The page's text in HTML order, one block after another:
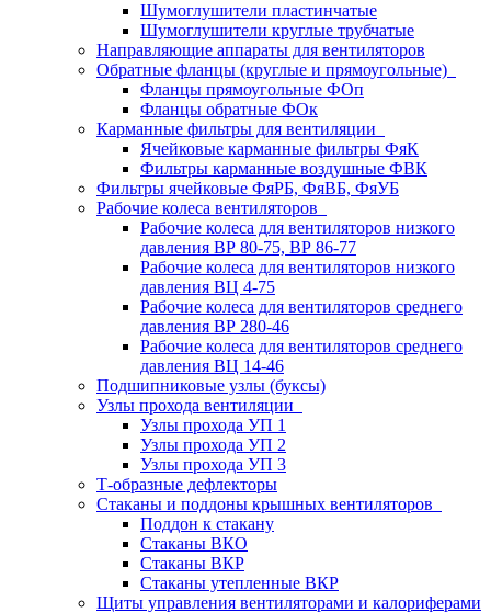
Шумоглушители пластинчатые
Шумоглушители круглые трубчатые
Направляющие аппараты для вентиляторов
Обратные фланцы (круглые и прямоугольные)
Фланцы прямоугольные ФОп
Фланцы обратные ФОк
Карманные фильтры для вентиляции
Ячейковые карманные фильтры ФяК
Фильтры карманные воздушные ФВК
Фильтры ячейковые ФяРБ, ФяВБ, ФяУБ
Рабочие колеса вентиляторов
Рабочие колеса для вентиляторов низкого
давления ВР 80-75, ВР 86-77
Рабочие колеса для вентиляторов низкого
давления ВЦ 4-75
Рабочие колеса для вентиляторов среднего
давления ВР 280-46
Рабочие колеса для вентиляторов среднего
давления ВЦ 14-46
Подшипниковые узлы (буксы)
Узлы прохода вентиляции
Узлы прохода УП 1
Узлы прохода УП 2
Узлы прохода УП 3
Т-образные дефлекторы
Стаканы и поддоны крышных вентиляторов
Поддон к стакану
Стаканы ВКО
Стаканы ВКР
Стаканы утепленные ВКР
Щиты управления вентиляторами и калориферами